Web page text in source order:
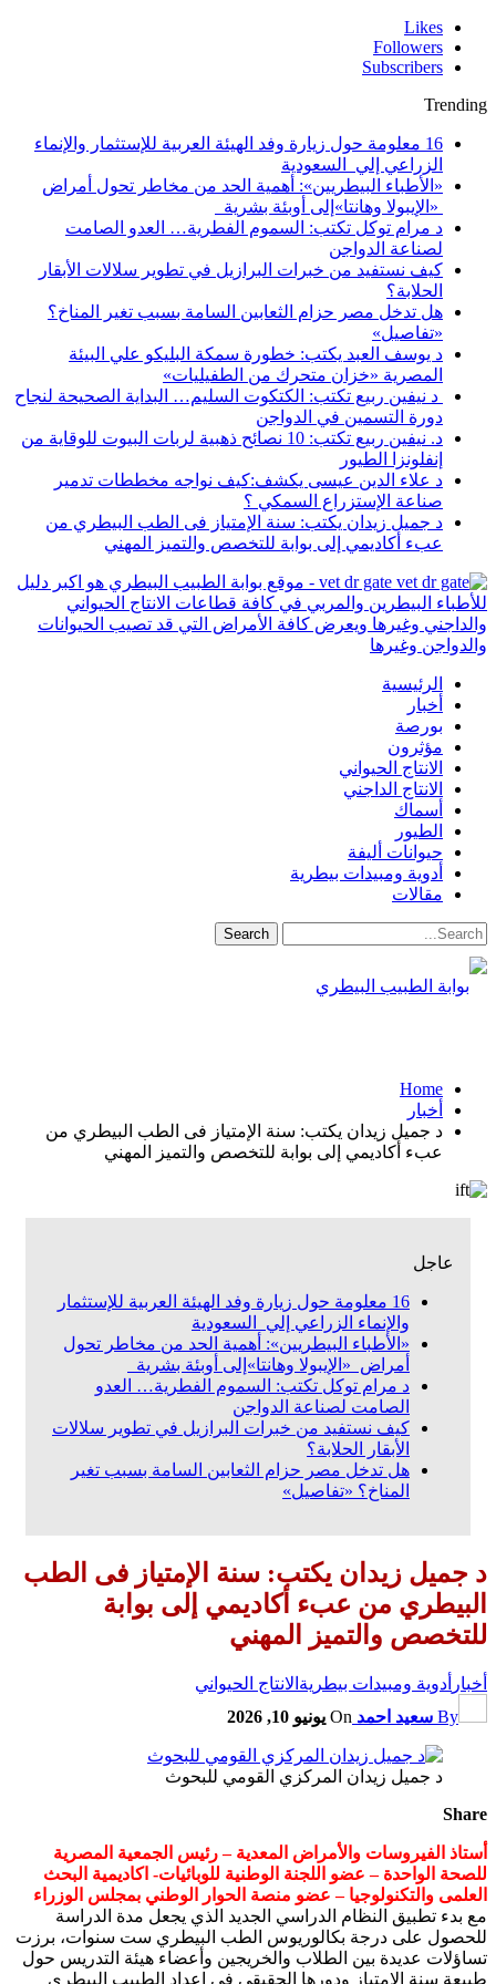
Likes
Followers
Subscribers
Trending
16 معلومة حول زيارة وفد الهيئة العربية للإستثمار والإنماء
الزراعي إلي السعودية
«الأطباء البيطريين»: أهمية الحد من مخاطر تحول أمراض
«الإيبولا وهانتا»إلى أوبئة بشرية
د مرام توكل تكتب: السموم الفطرية… العدو الصامت
لصناعة الدواجن
كيف نستفيد من خبرات البرازيل في تطوير سلالات الأبقار
الحلابة؟
هل تدخل مصر حزام الثعابين السامة بسبب تغير المناخ؟
«تفاصيل»
د يوسف العبد يكتب: خطورة سمكة البليكو علي البيئة
المصرية «خزان متحرك من الطفيليات»
د نيفين ربيع تكتب: الكتكوت السليم… البداية الصحيحة لنجاح
دورة التسمين في الدواجن
د. نيفين ربيع تكتب: 10 نصائح ذهبية لربات البيوت للوقاية من
إنفلونزا الطيور
د علاء الدين عيسى يكشف:كيف نواجه مخططات تدمير
صناعة الإستزراع السمكي ؟
د جميل زيدان يكتب: سنة الإمتياز فى الطب البيطري من
عبء أكاديمي إلى بوابة للتخصص والتميز المهني
vet dr gate - موقع بوابة الطبيب البيطري هو اكبر دليل
للأطباء البيطرين والمربي في كافة قطاعات الانتاج الحيواني
والداجني وغيرها ويعرض كافة الأمراض التي قد تصيب الحيوانات
والدواجن وغيرها
الرئيسية
أخبار
بورصة
مؤثرون
الانتاج الحيواني
الانتاج الداجني
أسماك
الطيور
حيوانات أليفة
أدوية ومبيدات بيطرية
مقالات
Home
أخبار
د جميل زيدان يكتب: سنة الإمتياز فى الطب البيطري من
عبء أكاديمي إلى بوابة للتخصص والتميز المهني
عاجل
16 معلومة حول زيارة وفد الهيئة العربية للإستثمار
والإنماء الزراعي إلي السعودية
«الأطباء البيطريين»: أهمية الحد من مخاطر تحول
أمراض «الإيبولا وهانتا»إلى أوبئة بشرية
د مرام توكل تكتب: السموم الفطرية… العدو
الصامت لصناعة الدواجن
كيف نستفيد من خبرات البرازيل في تطوير سلالات
الأبقار الحلابة؟
هل تدخل مصر حزام الثعابين السامة بسبب تغير
المناخ؟ «تفاصيل»
د جميل زيدان يكتب: سنة الإمتياز فى الطب
البيطري من عبء أكاديمي إلى بوابة
للتخصص والتميز المهني
أخبار أدوية ومبيدات بيطرية الانتاج الحيواني
By سعيد احمد On يونيو 10, 2026
د جميل زيدان المركزي القومي للبحوث
Share
أستاذ الفيروسات والأمراض المعدية – رئيس الجمعية المصرية
للصحة الواحدة – عضو اللجنة الوطنية للوبائيات- اكاديمية البحث
العلمى والتكنولوجيا – عضو منصة الحوار الوطني بمجلس الوزراء
مع بدء تطبيق النظام الدراسي الجديد الذي يجعل مدة الدراسة
للحصول على درجة بكالوريوس الطب البيطري ست سنوات، برزت
تساؤلات عديدة بين الطلاب والخريجين وأعضاء هيئة التدريس حول
طبيعة سنة الامتياز ودورها الحقيقي في إعداد الطبيب البيطري